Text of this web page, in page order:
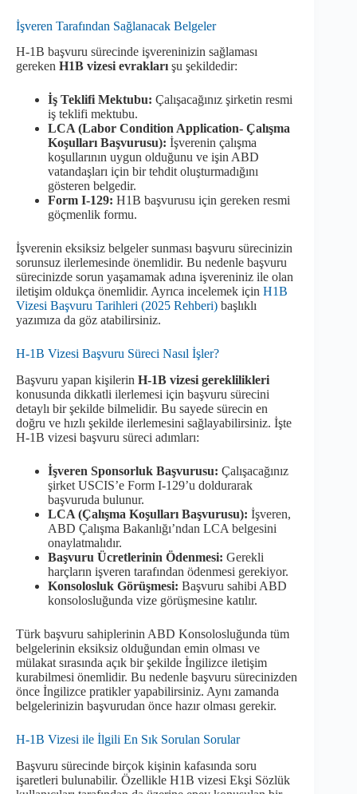
İşveren Tarafından Sağlanacak Belgeler
H-1B başvuru sürecinde işvereninizin sağlaması
gereken H1B vizesi evraklarışu şekildedir:
İş Teklifi Mektubu: Çalışacağınız şirketin resmi
iş teklifi mektubu.
LCA (Labor Condition Application- Çalışma
Koşulları Başvurusu): İşverenin çalışma
koşullarının uygun olduğunu ve işin ABD
vatandaşları için bir tehdit oluşturmadığını
gösteren belgedir.
Form I-129: H1B başvurusu için gereken resmi
göçmenlik formu.
İşverenin eksiksiz belgeler sunması başvuru sürecinizin
sorunsuz ilerlemesinde önemlidir. Bu nedenle başvuru
sürecinizde sorun yaşamamak adına işvereniniz ile olan
iletişim oldukça önemlidir. Ayrıca incelemek için H1B
Vizesi Başvuru Tarihleri (2025 Rehberi) başlıklı
yazımıza da göz atabilirsiniz.
H-1B Vizesi Başvuru Süreci Nasıl İşler?
Başvuru yapan kişilerin H-1B vizesi gereklilikleri
konusunda dikkatli ilerlemesi için başvuru sürecini
detaylı bir şekilde bilmelidir. Bu sayede sürecin en
doğru ve hızlı şekilde ilerlemesini sağlayabilirsiniz. İşte
H-1B vizesi başvuru süreci adımları:
İşveren Sponsorluk Başvurusu: Çalışacağınız
şirket USCIS’e Form I-129’u doldurarak
başvuruda bulunur.
LCA (Çalışma Koşulları Başvurusu): İşveren,
ABD Çalışma Bakanlığı’ndan LCA belgesini
onaylatmalıdır.
Başvuru Ücretlerinin Ödenmesi: Gerekli
harçların işveren tarafından ödenmesi gerekiyor.
Konsolosluk Görüşmesi: Başvuru sahibi ABD
konsolosluğunda vize görüşmesine katılır.
Türk başvuru sahiplerinin ABD Konsolosluğunda tüm
belgelerinin eksiksiz olduğundan emin olması ve
mülakat sırasında açık bir şekilde İngilizce iletişim
kurabilmesi önemlidir. Bu nedenle başvuru sürecinizden
önce İngilizce pratikler yapabilirsiniz. Aynı zamanda
belgelerinizin başvurudan önce hazır olması gerekir.
H-1B Vizesi ile İlgili En Sık Sorulan Sorular
Başvuru sürecinde birçok kişinin kafasında soru
işaretleri bulunabilir. Özellikle H1B vizesi Ekşi Sözlük